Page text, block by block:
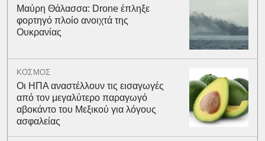
Μαύρη Θάλασσα: Drone έπληξε
φορτηγό πλοίο ανοιχτά της
Ουκρανίας
ΚΟΣΜΟΣ
Οι ΗΠΑ αναστέλλουν τις εισαγωγές
από τον μεγαλύτερο παραγωγό
αβοκάντο του Μεξικού για λόγους
ασφαλείας